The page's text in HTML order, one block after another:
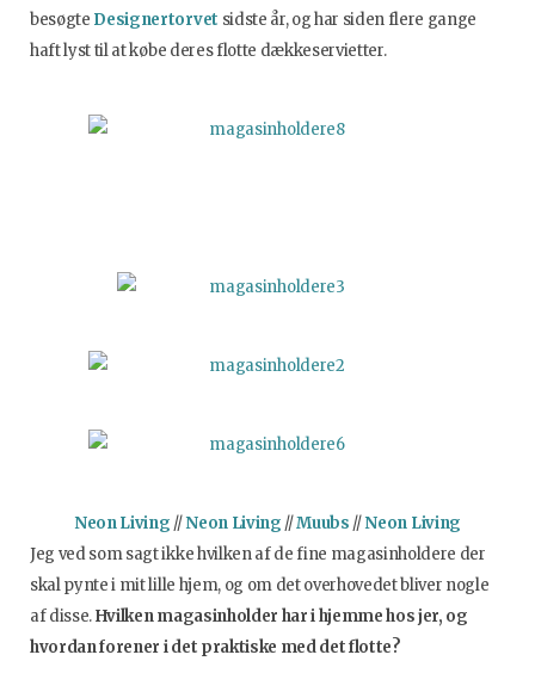
besøgte Designertorvet sidste år, og har siden flere gange
haft lyst til at købe deres flotte dækkeservietter.
Neon Living //Neon Living //Muubs //Neon Living
Jeg ved som sagt ikke hvilken af de fine magasinholdere der
skal pynte i mit lille hjem, og om det overhovedet bliver nogle
af disse.Hvilken magasinholder har i hjemme hos jer, og
hvordan forener i det praktiske med det flotte?